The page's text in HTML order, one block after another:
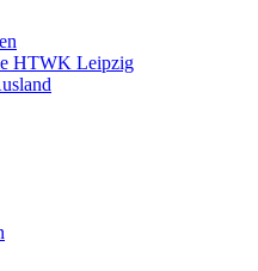
HTWK Leipzig